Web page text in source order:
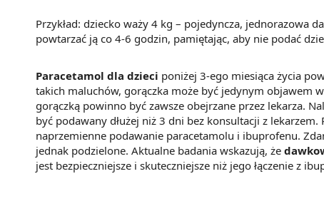
Przykład: dziecko waży 4 kg – pojedyncza, jednorazowa
powtarzać ją co 4-6 godzin, pamiętając, aby nie podać
Paracetamol dla dzieci poniżej 3-ego miesiąca życia
takich maluchów, gorączka może być jedynym objawem
gorączką powinno być zawsze obejrzane przez lekarza.
być podawany dłużej niż 3 dni bez konsultacji z
naprzemienne podawanie paracetamolu i ibuprofenu.
jednak podzielone. Aktualne badania wskazują, że
jest bezpieczniejsze i skuteczniejsze niż jego łączenie z